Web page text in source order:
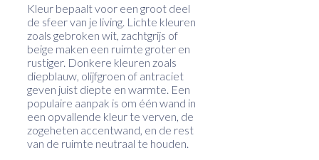
Kleur bepaalt voor een groot deel
de sfeer van je living. Lichte kleuren
zoals gebroken wit, zachtgrijs of
beige maken een ruimte groter en
rustiger. Donkere kleuren zoals
diepblauw, olijfgroen of antraciet
geven juist diepte en warmte. Een
populaire aanpak is om één wand in
een opvallende kleur te verven, de
zogeheten accentwand, en de rest
van de ruimte neutraal te houden.